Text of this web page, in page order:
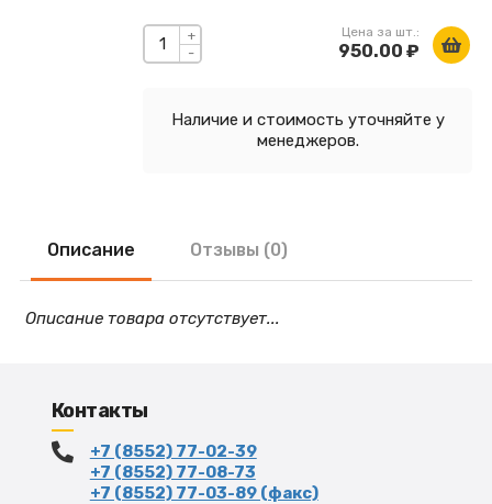
-
+ Цена за шт.:
950.00 ₽
Наличие и стоимость уточняйте у
менеджеров.
Описание Отзывы (0)
Описание товара отсутствует...
Контакты
+7 (8552) 77-02-39
+7 (8552) 77-08-73
+7 (8552) 77-03-89 (факс)